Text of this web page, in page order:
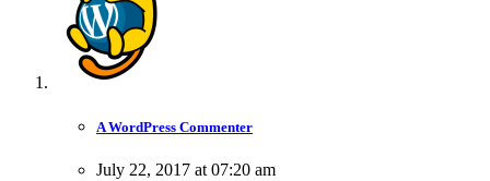
A WordPress Commenter
July 22, 2017 at 07:20 am